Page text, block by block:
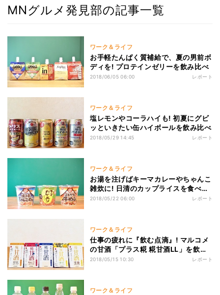
MNグルメ発見部の記事一覧
ワーク＆ライフ
お手軽たんぱく質補給で、夏の男前ボ
ディを! プロテインゼリーを飲み比べ
2018/06/05 06:00 レポート
ワーク＆ライフ
塩レモンやコーラハイも! 初夏にグビ
ッといきたい缶ハイボールを飲み比べ
2018/05/29 14:45 レポート
ワーク＆ライフ
お湯を注げばキーマカレーやちゃんこ
雑炊に! 日清のカップライスを食べ比
べ
2018/05/22 06:00 レポート
ワーク＆ライフ
仕事の疲れに『飲む点滴』! マルコメ
の甘酒「プラス糀 糀甘酒LL」を飲み
比べ
2018/05/15 10:30 レポート
ワーク＆ライフ